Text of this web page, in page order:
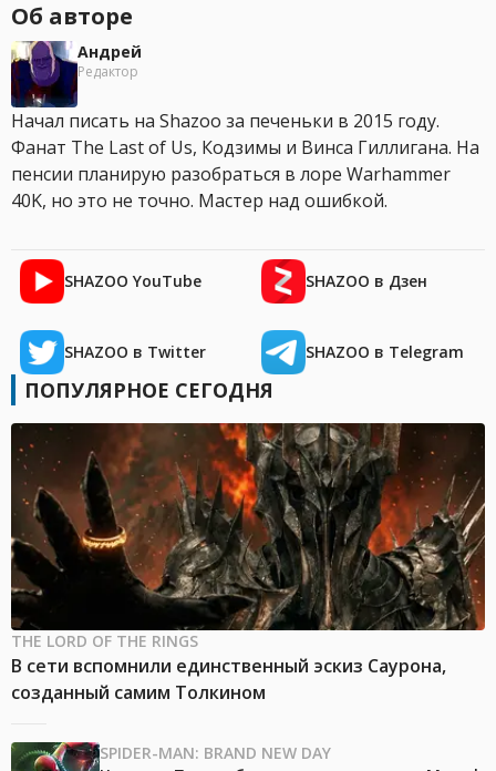
Об авторе
Андрей
Редактор
Начал писать на Shazoo за печеньки в 2015 году.
Фанат The Last of Us, Кодзимы и Винса Гиллигана. На
пенсии планирую разобраться в лоре Warhammer
40K, но это не точно. Мастер над ошибкой.
SHAZOO YouTube SHAZOO в Дзен
SHAZOO в Twitter SHAZOO в Telegram
ПОПУЛЯРНОЕ СЕГОДНЯ
THE LORD OF THE RINGS
В сети вспомнили единственный эскиз Саурона,
созданный самим Толкином
SPIDER-MAN: BRAND NEW DAY